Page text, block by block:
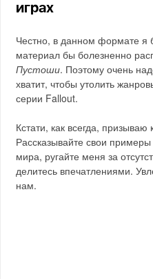
играх
Честно, в данном формате я
материал бы болезненно
Пустоши. Поэтому очень
хватит, чтобы утолить
серии Fallout.
Кстати, как всегда,
Рассказывайте свои
мира, ругайте меня за
делитесь впечатлениями.
нам.